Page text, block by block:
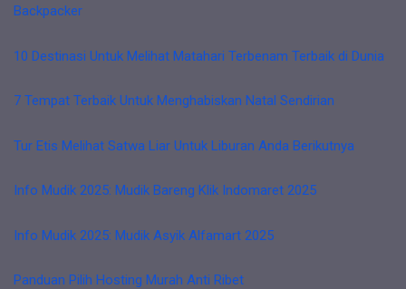
Backpacker
10 Destinasi Untuk Melihat Matahari Terbenam Terbaik di Dunia
7 Tempat Terbaik Untuk Menghabiskan Natal Sendirian
Tur Etis Melihat Satwa Liar Untuk Liburan Anda Berikutnya
Info Mudik 2025: Mudik Bareng Klik Indomaret 2025
Info Mudik 2025: Mudik Asyik Alfamart 2025
Panduan Pilih Hosting Murah Anti Ribet